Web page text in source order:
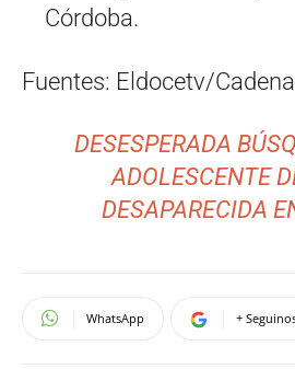
Córdoba.
Fuentes: Eldocetv/
DESESPERADA
ADOLESCENTE
DESAPARECIDA
WhatsApp +